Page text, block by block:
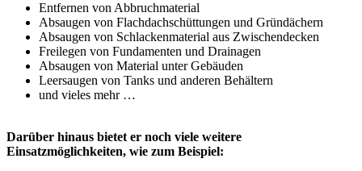
Entfernen von Abbruchmaterial
Absaugen von Flachdachschüttungen und Gründächern
Absaugen von Schlackenmaterial aus Zwischendecken
Freilegen von Fundamenten und Drainagen
Absaugen von Material unter Gebäuden
Leersaugen von Tanks und anderen Behältern
und vieles mehr …
Darüber hinaus bietet er noch viele weitere
Einsatzmöglichkeiten, wie zum Beispiel: